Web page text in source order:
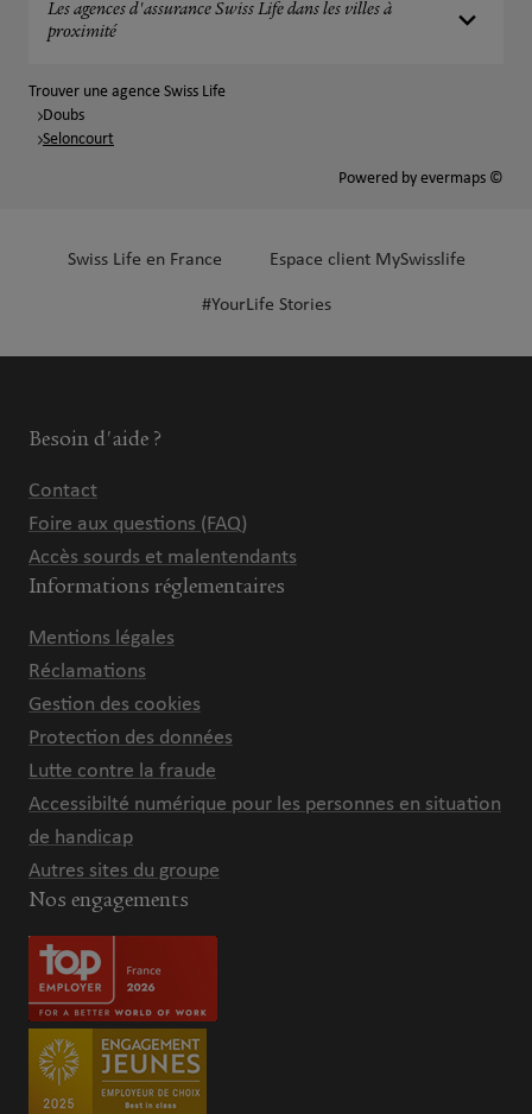
Les agences d'assurance Swiss Life dans les villes à
proximité
Trouver une agence Swiss Life
Doubs
Seloncourt
Powered by evermaps ©
Swiss Life en France Espace client MySwisslife
#YourLife Stories
Besoin d'aide ?
Contact
Foire aux questions (FAQ)
Accès sourds et malentendants
Informations réglementaires
Mentions légales
Réclamations
Gestion des cookies
Protection des données
Lutte contre la fraude
Accessibilté numérique pour les personnes en situation
de handicap
Autres sites du groupe
Nos engagements